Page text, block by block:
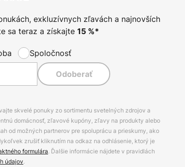
exkluzívnych zľavách a najnovších
sa teraz a získajte 15%*
Spoločnosť
Odoberať
skvelé ponuky zo sortimentu svetelných zdrojov a
domácnosť, zľavové kupóny, zľavy na produkty alebo
od možných partnerov pre spoluprácu a prieskumy, ako
zrušiť kliknutím na odkaz na odhlásenie, ktorý je
formulára. Ďalšie informácie nájdete v pravidlách
údajov.